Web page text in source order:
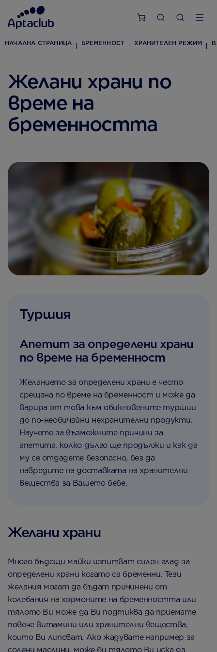
НАЧАЛНА СТРАНИЦА БРЕМЕННОСТ ХРАНИТЕЛЕН РЕЖИМ
Желани храни по
време на
бременността
Туршия
Апетит за определени храни
по време на бременност
Желанието за определени храни е често
срещана по време на бременност и може да
варира от това към обикновените туршии
до по-необичайни нехранителни продукти.
Научете за възможните причини за
апетита, колко дълго ще продължи и как да
му се отдадете безопасно, без да
навредите на доставката на хранителни
вещества за Вашето бебе.
Желани храни
Много бъдещи майки изпитват силен глад за
определени храни когато са бременни. Тези
желания могат да бъдат причинени от
колебания на хормоните на бременността или
тялото Ви може да Ви подтиква да приемате
повече витамини или хранителни вещества,
които Ви липсват. Ако жадувате например за
солени маслини, може би тялото Ви иска да